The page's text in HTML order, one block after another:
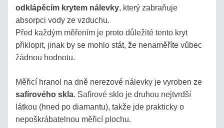
odklápěcím krytem nálevky, ​​který zabraňuje
absorpci vody ze vzduchu.
Před každým měřením je proto důležité tento kryt
přiklopit, jinak by se mohlo stát, že nenaměříte vůbec
žádnou hodnotu.
Měřicí hranol na dně nerezové nálevky je vyroben ze
safírového skla. Safírové sklo je druhou nejtvrdší
látkou (hned po diamantu), takže jde prakticky o
nepoškrábatelnou měřicí plochu.
KALIBRACE
REFRAKTOMETRŮ
HOBBY
HLINÍKOVÉ
DOPLŇKY
PRO